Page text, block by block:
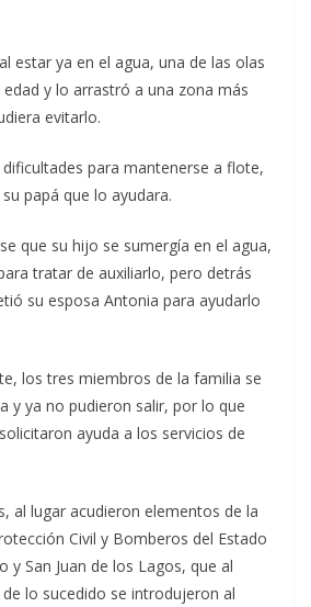
estar ya en el agua, una de las olas
y lo arrastró a una zona más
evitarlo.
para mantenerse a flote,
papá que lo ayudara.
que su hijo se sumergía en el agua,
tratar de auxiliarlo, pero detrás
su esposa Antonia para ayudarlo
los tres miembros de la familia se
y ya no pudieron salir, por lo que
ayuda a los servicios de
al lugar acudieron elementos de la
Civil y Bomberos del Estado
y San Juan de los Lagos, que al
lo sucedido se introdujeron al